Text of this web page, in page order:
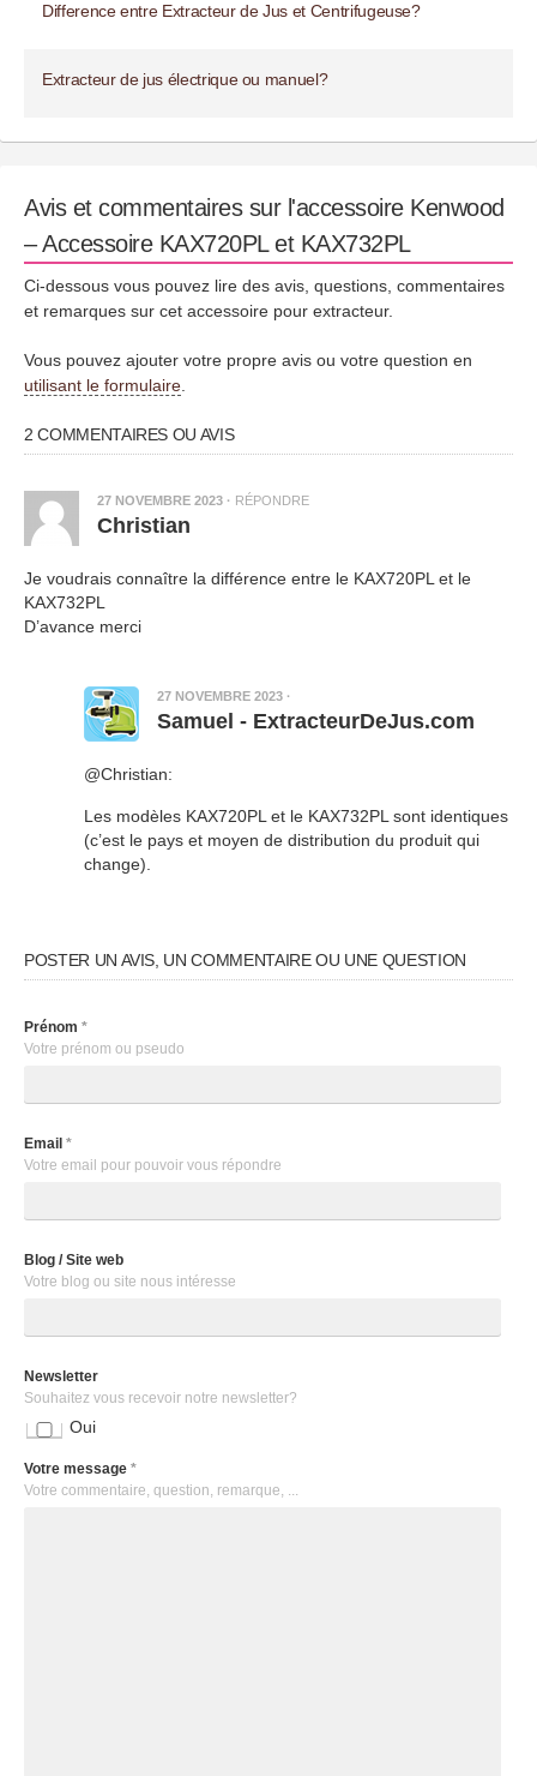
Difference entre Extracteur de Jus et Centrifugeuse?
Extracteur de jus électrique ou manuel?
Avis et commentaires sur l'accessoire Kenwood
– Accessoire KAX720PL et KAX732PL
Ci-dessous vous pouvez lire des avis, questions, commentaires
et remarques sur cet accessoire pour extracteur.
Vous pouvez ajouter votre propre avis ou votre question en
utilisant le formulaire
2 COMMENTAIRES OU AVIS
27 NOVEMBRE 2023 · RÉPONDRE
Christian
Je voudrais connaître la différence entre le KAX720PL et le
KAX732PL
D’avance merci
27 NOVEMBRE 2023 ·
Samuel - ExtracteurDeJus.com
@Christian:
Les modèles KAX720PL et le KAX732PL sont identiques
(c’est le pays et moyen de distribution du produit qui
change).
POSTER UN AVIS, UN COMMENTAIRE OU UNE QUESTION
Prénom *
Votre prénom ou pseudo
Email *
Votre email pour pouvoir vous répondre
Blog / Site web
Votre blog ou site nous intéresse
Newsletter
Souhaitez vous recevoir notre newsletter?
Oui
Votre message *
Votre commentaire, question, remarque, ...